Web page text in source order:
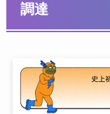
調達